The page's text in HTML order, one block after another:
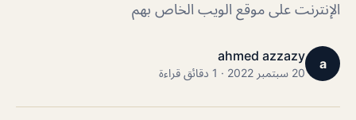
الإنترنت على موقع الويب الخاص بهم
a
ahmed azzazy
20 سبتمبر 2022 · 1 دقائق قراءة